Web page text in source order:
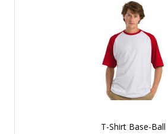
T-Shirt Base-Ball